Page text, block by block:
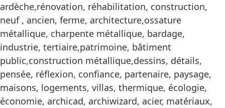
ardèche,rénovation, réhabilitation, construction,
neuf , ancien, ferme, architecture,ossature
métallique, charpente métallique, bardage,
industrie, tertiaire,patrimoine, bâtiment
public,construction métallique,dessins, détails,
pensée, réflexion, confiance, partenaire, paysage,
maisons, logements, villas, thermique, écologie,
économie, archicad, archiwizard, acier, matériaux,